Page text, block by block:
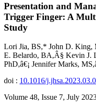
Presentation and
Trigger Finger: A
Study
Lori Jia, BS,* John D. King,
E. Belardo, BA,Â§ Kevin J.
PhD,â€¡ Jennifer Marks,
doi : 10.1016/
Volume 48, Issue 7, July